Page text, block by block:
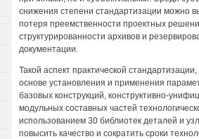
снижения степени стандартизации можно
потеря преемственности проектных
структурированности архивов и
документации.
Такой аспект практической
основе установления и применения
базовых конструкций, конструктивно-
модульных составных частей
использованием 30 библиотек деталей и
повысить качество и сократить сроки